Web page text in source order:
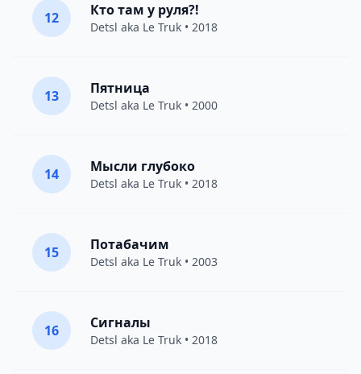
12 Кто там у руля?!
Detsl aka Le Truk • 2018
13 Пятница
Detsl aka Le Truk • 2000
14 Мысли глубоко
Detsl aka Le Truk • 2018
15 Потабачим
Detsl aka Le Truk • 2003
16 Сигналы
Detsl aka Le Truk • 2018